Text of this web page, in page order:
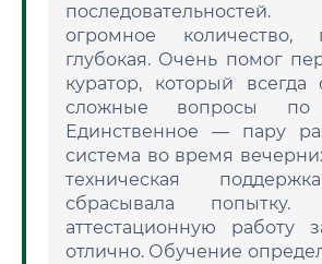
последовательностей.
огромное количество,
глубокая. Очень помог
куратор, который всегда
сложные вопросы по
Единственное — пару
система во время
техническая
сбрасывала
аттестационную работу
отлично. Обучение